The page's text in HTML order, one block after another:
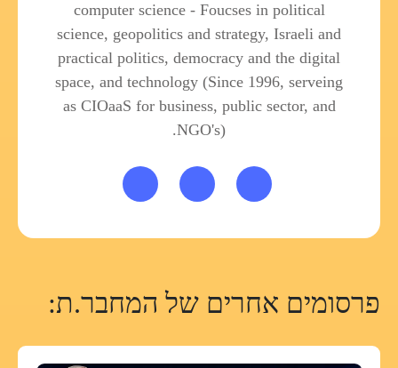
computer science - Foucses in political
science, geopolitics and strategy, Israeli and
practical politics, democracy and the digital
space, and technology (Since 1996, serveing
as CIOaaS for business, public sector, and
NGO's).
פרסומים אחרים של המחבר.ת: